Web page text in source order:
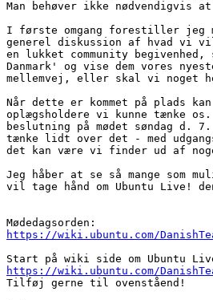
Man behøver ikke nødvendigvis
I første omgang forestiller jeg
generel diskussion af hvad vi
en lukket community
Danmark' og vise dem vores
mellemvej, eller skal vi noget
Når dette er kommet på plads
oplægsholdere vi kunne tænke
beslutning på mødet søndag
tænke lidt over det - med
det kan være vi finder ud af
Jeg håber at se så mange som
vil tage hånd om Ubuntu Live!
https://wiki.ubuntu.com/DanishTeam/
https://wiki.ubuntu.com/
Tilføj gerne til ovenståend!